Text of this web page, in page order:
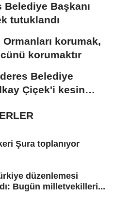
Belediye Başkanı
tutuklandı
Ormanları korumak,
korumaktır
Belediye
Çiçek'i kesin
Şura toplanıyor
düzenlemesi
Bugün milletvekilleri...